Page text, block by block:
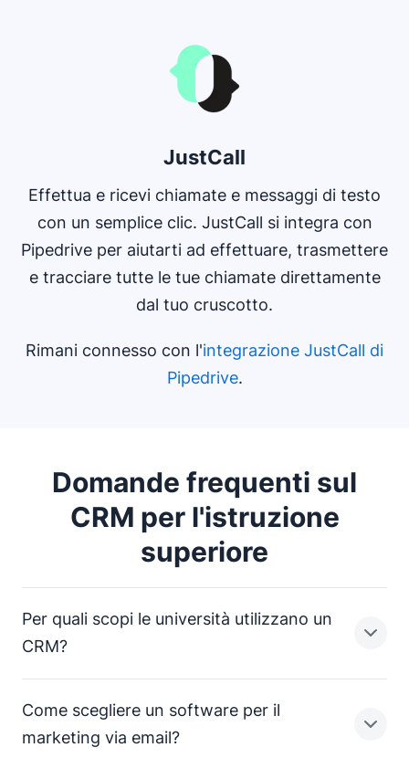
JustCall
Effettua e ricevi chiamate e messaggi di testo
con un semplice clic. JustCall si integra con
Pipedrive per aiutarti ad effettuare, trasmettere
e tracciare tutte le tue chiamate direttamente
dal tuo cruscotto.
Rimani connesso con l'integrazione JustCall di
Pipedrive.
Domande frequenti sul
CRM per l'istruzione
superiore
Per quali scopi le università utilizzano un
CRM?
La gestione delle relazioni con i clienti nell'istruzione
Come scegliere un software per il
marketing via email?